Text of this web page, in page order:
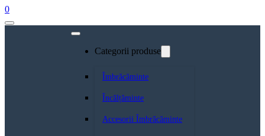
0
Categorii produse
Îmbrăcăminte
Încălțăminte
Accesorii Îmbrăcăminte